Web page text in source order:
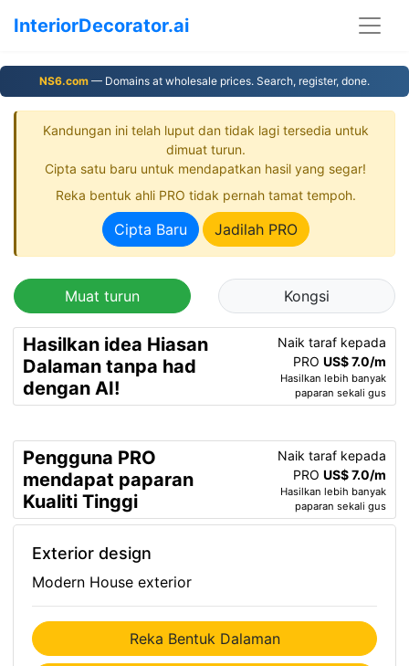
InteriorDecorator.ai
NS6.com — Domains at wholesale prices. Search, register, done.
Kandungan ini telah luput dan tidak lagi tersedia untuk
dimuat turun.
Cipta satu baru untuk mendapatkan hasil yang segar!
Reka bentuk ahli PRO tidak pernah tamat tempoh.
Cipta Baru Jadilah PRO
Muat turun Kongsi
Hasilkan idea Hiasan
Dalaman tanpa had
dengan AI!
Naik taraf kepada
PRO US$ 7.0/m
Hasilkan lebih banyak
paparan sekali gus
Pengguna PRO
mendapat paparan
Kualiti Tinggi
Naik taraf kepada
PRO US$ 7.0/m
Hasilkan lebih banyak
paparan sekali gus
Exterior design
Modern House exterior
Reka Bentuk Dalaman